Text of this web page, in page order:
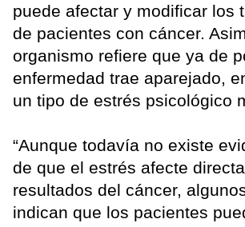
puede afectar y modificar los
de pacientes con cáncer.
organismo refiere que ya de
enfermedad trae aparejado,
un tipo de estrés psicológico
“Aunque todavía no existe
de que el estrés afecte
resultados del cáncer,
indican que los pacientes